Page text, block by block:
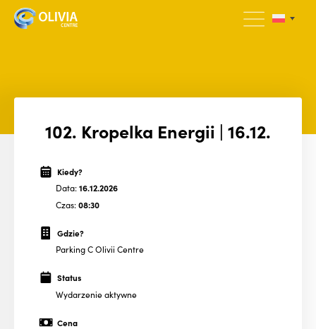
102. Kropelka Energii | 16.12.
Kiedy?
Data:16.12.2026
Czas:08:30
Gdzie?
Parking C Olivii Centre
Status
Wydarzenie aktywne
Cena